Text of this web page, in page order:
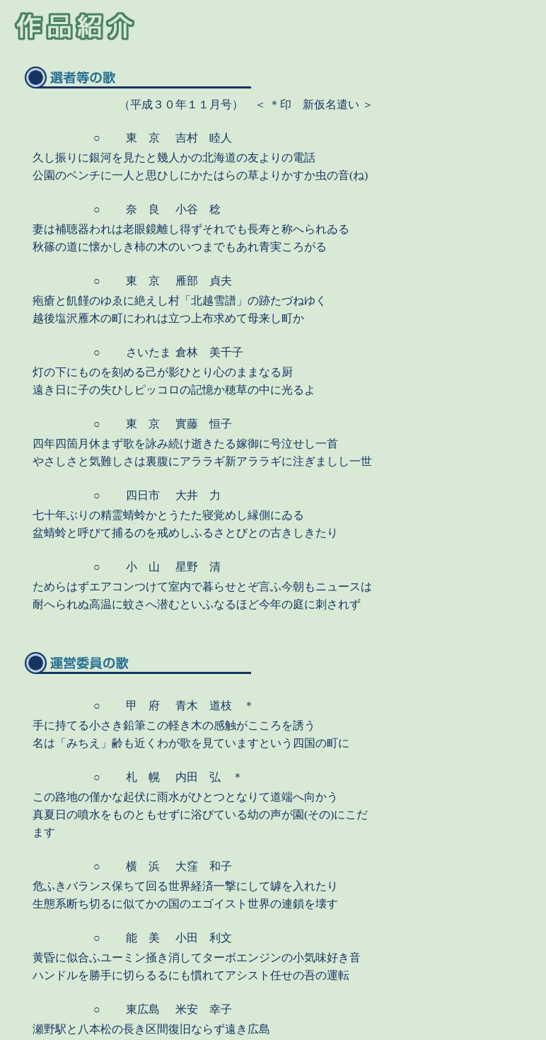
（平成３０年１１月号） ＜ ＊印 新仮名遣い ＞
○ 東 京
吉村 睦人
久し振りに銀河を見たと幾人かの北海道の友よりの電話
公園のベンチに一人と思ひしにかたはらの草よりかすか虫の音(ね)
○ 奈 良
小谷 稔
妻は補聴器われは老眼鏡離し得ずそれでも長寿と称へられゐる
秋篠の道に懐かしき柿の木のいつまでもあれ青実ころがる
○ 東 京
雁部 貞夫
疱瘡と飢饉のゆゑに絶えし村「北越雪譜」の跡たづねゆく
越後塩沢雁木の町にわれは立つ上布求めて母来し町か
○ さいたま 倉林 美千子
灯の下にものを刻める己が影ひとり心のままなる厨
遠き日に子の失ひしピッコロの記憶か穂草の中に光るよ
○ 東 京
實藤 恒子
四年四箇月休まず歌を詠み続け逝きたる嫁御に号泣せし一首
やさしさと気難しさは裏腹にアララギ新アララギに注ぎましし一世
○ 四日市
大井 力
七十年ぶりの精霊蜻蛉かとうたた寝覚めし縁側にゐる
盆蜻蛉と呼びて捕るのを戒めしふるさとびとの古きしきたり
○ 小 山
星野 清
ためらはずエアコンつけて室内で暮らせとぞ言ふ今朝もニュースは
耐へられぬ高温に蚊さへ潜むといふなるほど今年の庭に刺されず
○ 甲 府
青木 道枝 ＊
手に持てる小さき鉛筆この軽き木の感触がこころを誘う
名は「みちえ」齢も近くわが歌を見ていますという四国の町に
○ 札 幌
内田 弘 ＊
この路地の僅かな起伏に雨水がひとつとなりて道端へ向かう
真夏日の噴水をものともせずに浴びている幼の声が園(その)にこだ
ます
○ 横 浜
大窪 和子
危ふきバランス保ちて回る世界経済一撃にして罅を入れたり
生態系断ち切るに似てかの国のエゴイスト世界の連鎖を壊す
○ 能 美
小田 利文
黄昏に似合ふユーミン掻き消してターボエンジンの小気味好き音
ハンドルを勝手に切らるるにも慣れてアシスト任せの吾の運転
○ 東広島
米安 幸子
瀬野駅と八本松の長き区間復旧ならず遠き広島